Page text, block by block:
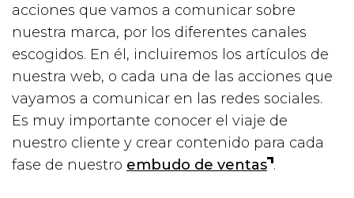
acciones que vamos a comunicar sobre
nuestra marca, por los diferentes canales
escogidos. En él, incluiremos los artículos de
nuestra web, o cada una de las acciones que
vayamos a comunicar en las redes sociales.
Es muy importante conocer el viaje de
nuestro cliente y crear contenido para cada
fase de nuestro embudo de ventas .